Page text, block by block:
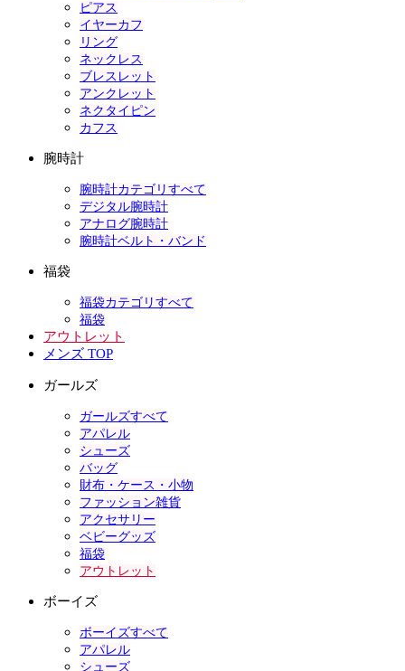
ピアス
イヤーカフ
リング
ネックレス
ブレスレット
アンクレット
ネクタイピン
カフス
腕時計
腕時計カテゴリすべて
デジタル腕時計
アナログ腕時計
腕時計ベルト・バンド
福袋
福袋カテゴリすべて
福袋
アウトレット
メンズ TOP
ガールズ
ガールズすべて
アパレル
シューズ
バッグ
財布・ケース・小物
ファッション雑貨
アクセサリー
ベビーグッズ
福袋
アウトレット
ボーイズ
ボーイズすべて
アパレル
シューズ